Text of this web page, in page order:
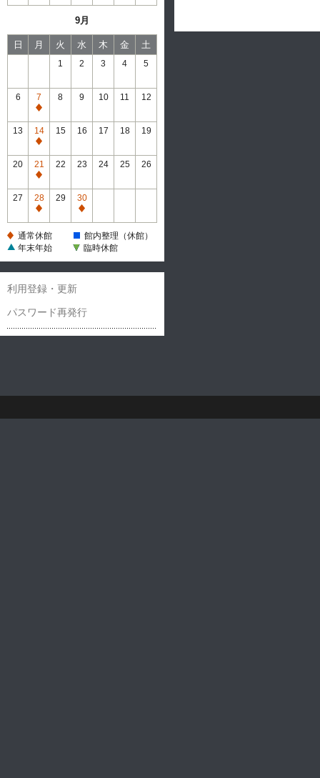
館
館
9月
日 月 火 水 木 金 土
1 2 3 4 5
6
7
通
常
休
館
8 9 10 11 12
13
14
通
常
休
館
15 16 17 18 19
20
21
通
常
休
館
22 23 24 25 26
27
28
通
休
29
30
通
休
通常休館
館内整理（休館）
年末年始
臨時休館
利用登録・更新
パスワード再発行